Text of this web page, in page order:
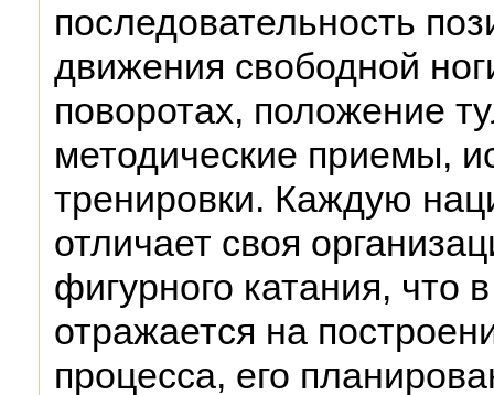
последовательность
движения свободной
поворотах, положение
методические приемы,
тренировки. Каждую
отличает своя
фигурного катания, что
отражается на
процесса, его